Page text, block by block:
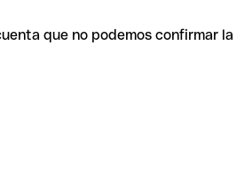
que no podemos confirmar la